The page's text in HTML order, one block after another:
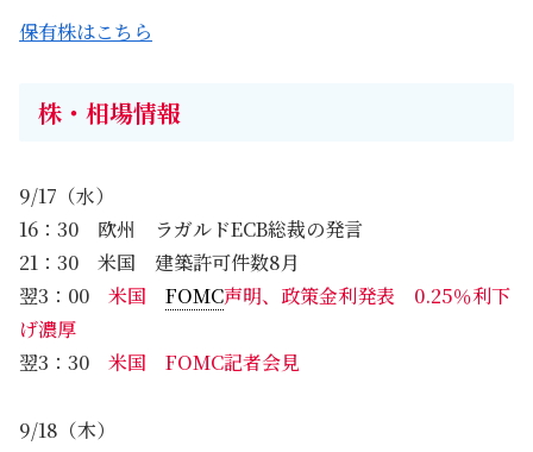
保有株はこちら
株・相場情報
9/17（水）
16：30 欧州 ラガルドECB総裁の発言
21：30 米国 建築許可件数8月
翌3：00 米国 FOMC声明、政策金利発表 0.25％利下
げ濃厚
翌3：30 米国 FOMC記者会見
9/18（木）